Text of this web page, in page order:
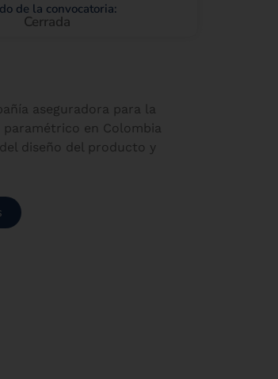
de la convocatoria:
Cerrada
aseguradora para la
en Colombia
diseño del producto y